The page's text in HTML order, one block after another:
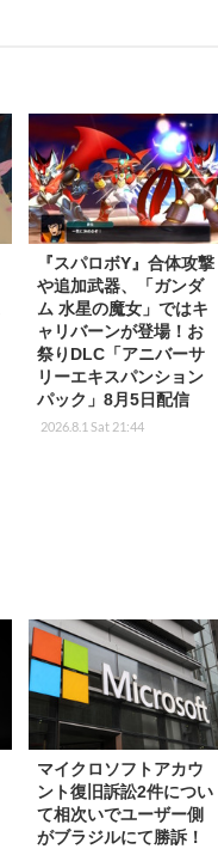
『スパロボY』合体攻撃
や追加武器、「ガンダ
ム 水星の魔女」ではキ
ャリバーンが登場！お
祭りDLC「アニバーサ
リーエキスパンション
パック」8月5日配信
2026.8.1 Sat 21:44
マイクロソフトアカウ
ント復旧訴訟2件につい
て相次いでユーザー側
がブラジルにて勝訴！